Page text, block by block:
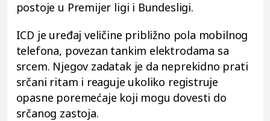
postoje u Premijer ligi i Bundesligi.
ICD je uređaj veličine približno pola mobilnog
telefona, povezan tankim elektrodama sa
srcem. Njegov zadatak je da neprekidno prati
srčani ritam i reaguje ukoliko registruje
opasne poremećaje koji mogu dovesti do
srčanog zastoja.